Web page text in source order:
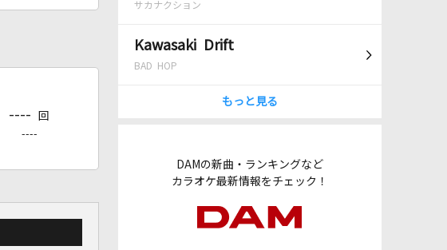
サカナクション
Kawasaki Drift
BAD HOP
もっと見る
DAMの新曲・ランキングなど
カラオケ最新情報をチェック！
---- 回
----